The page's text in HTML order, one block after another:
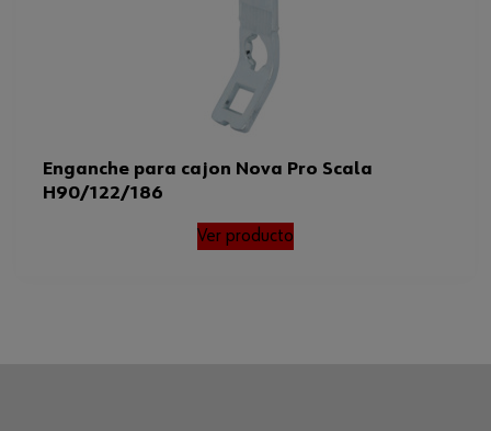
Enganche para cajon Nova Pro Scala
H90/122/186
Ver producto